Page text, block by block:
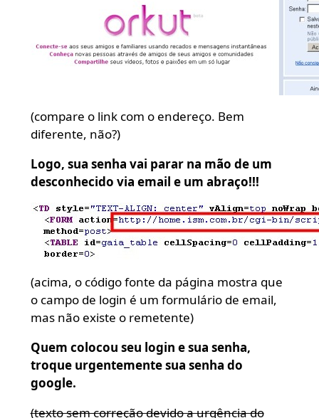
(compare o link com o endereço. Bem
diferente, não?)
Logo, sua senha vai parar na mão de um
desconhecido via email e um abraço!!!
(acima, o código fonte da página mostra que
o campo de login é um formulário de email,
mas não existe o remetente)
Quem colocou seu login e sua senha,
troque urgentemente sua senha do
google.
(texto sem correção devido a urgência do